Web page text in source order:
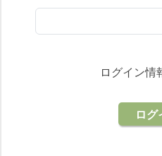
ログイン情